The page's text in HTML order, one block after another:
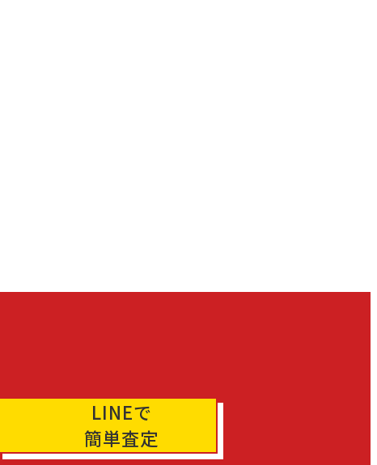
LINEで
簡単査定